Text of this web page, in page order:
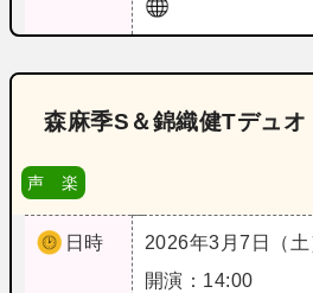
森麻季S＆錦織健Tデュ
声 楽
日時
2026年3月7日（土
開演：14:00